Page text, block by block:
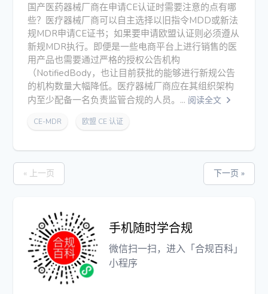
国产医药器械厂商在申请CE认证时需要注意的点有哪
些？医疗器械厂商可以自主选择以旧指令MDD或新法
规MDR申请CE证书；如果要申请欧盟认证则必须遵从
新规MDR执行。即便是一些电商平台上进行销售的医
用产品也需要通过严格的授权公告机构
（NotifiedBody，也让目前获批的能够进行新规公告
的机构数量大幅降低。医疗器械厂商应在其组织架构
内至少配备一名负责监管合规的人员。... 阅读全文
CE-MDR 欧盟 CE 认证
« 上一页 下一页 »
手机随时学合规
微信扫一扫，进入「合规百科」
小程序